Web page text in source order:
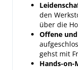
den
über die
Offene
gehst mit
Hands-